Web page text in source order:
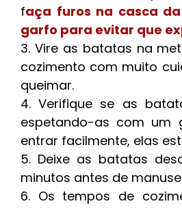
faça furos na casca
garfo para evitar que
Vire as batatas na
cozimento com muito
queimar.
Verifique se as
espetando-as com um
entrar facilmente, elas
Deixe as batatas
minutos antes de
Os tempos de